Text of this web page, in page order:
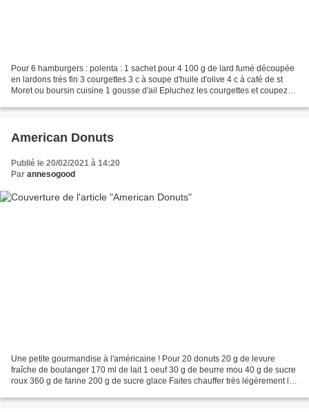
Pour 6 hamburgers : polenta : 1 sachet pour 4 100 g de lard fumé découpée
en lardons trés fin 3 courgettes 3 c à soupe d'huile d'olive 4 c à café de st
Moret ou boursin cuisine 1 gousse d'ail Epluchez les courgettes et coupez
American Donuts
Publié le 20/02/2021 à 14:20
Par annesogood
Une petite gourmandise à l'américaine ! Pour 20 donuts 20 g de levure
fraîche de boulanger 170 ml de lait 1 oeuf 30 g de beurre mou 40 g de sucre
roux 360 g de farine 200 g de sucre glace Faites chauffer très légèrement le